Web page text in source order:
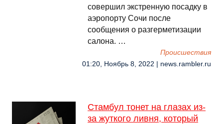
совершил экстренную посадку в
аэропорту Сочи после
сообщения о разгерметизации
салона. …
Происшествия
01:20, Ноябрь 8, 2022 | news.rambler.ru
Стамбул тонет на глазах из-
за жуткого ливня, который